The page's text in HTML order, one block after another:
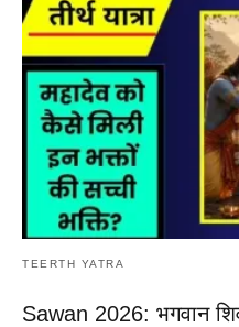
TEERTH YATRA
Sawan 2026: भगवान